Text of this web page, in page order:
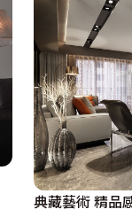
典藏藝術 精品